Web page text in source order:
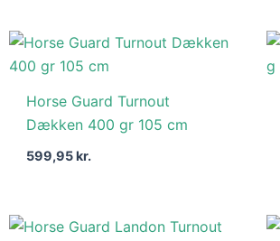
Horse Guard Turnout
Dækken 400 gr 105 cm
599,95kr.